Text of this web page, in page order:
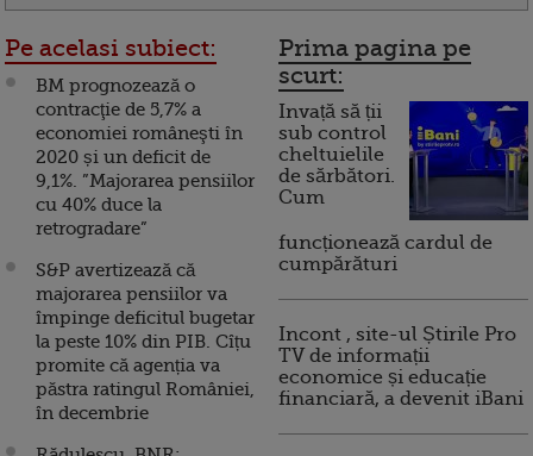
Pe acelasi subiect:
BM prognozează o
contracţie de 5,7% a
economiei româneşti în
2020 și un deficit de
9,1%. ”Majorarea pensiilor
cu 40% duce la
retrogradare”
S&P avertizează că
majorarea pensiilor va
împinge deficitul bugetar
la peste 10% din PIB. Cîțu
promite că agenția va
păstra ratingul României,
în decembrie
Prima pagina pe
scurt:
Invață să ții
sub control
cheltuielile
de sărbători.
Cum
funcționează cardul de
cumpărături
Incont , site-ul Știrile Pro
TV de informații
economice și educație
financiară, a devenit iBani